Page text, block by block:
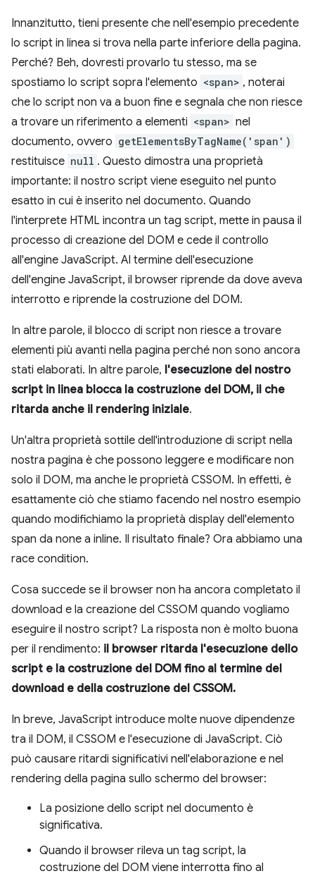
Innanzitutto, tieni presente che nell'esempio precedente
lo script in linea si trova nella parte inferiore della pagina.
Perché? Beh, dovresti provarlo tu stesso, ma se
spostiamo lo script sopra l'elemento <span> , noterai
che lo script non va a buon fine e segnala che non riesce
a trovare un riferimento a elementi <span> nel
documento, ovvero getElementsByTagName('span')
restituisce null . Questo dimostra una proprietà
importante: il nostro script viene eseguito nel punto
esatto in cui è inserito nel documento. Quando
l'interprete HTML incontra un tag script, mette in pausa il
processo di creazione del DOM e cede il controllo
all'engine JavaScript. Al termine dell'esecuzione
dell'engine JavaScript, il browser riprende da dove aveva
interrotto e riprende la costruzione del DOM.
In altre parole, il blocco di script non riesce a trovare
elementi più avanti nella pagina perché non sono ancora
stati elaborati. In altre parole, l'esecuzione del nostro
script in linea blocca la costruzione del DOM, il che
ritarda anche il rendering iniziale.
Un'altra proprietà sottile dell'introduzione di script nella
nostra pagina è che possono leggere e modificare non
solo il DOM, ma anche le proprietà CSSOM. In effetti, è
esattamente ciò che stiamo facendo nel nostro esempio
quando modifichiamo la proprietà display dell'elemento
span da none a inline. Il risultato finale? Ora abbiamo una
race condition.
Cosa succede se il browser non ha ancora completato il
download e la creazione del CSSOM quando vogliamo
eseguire il nostro script? La risposta non è molto buona
per il rendimento: il browser ritarda l'esecuzione dello
script e la costruzione del DOM fino al termine del
download e della costruzione del CSSOM.
In breve, JavaScript introduce molte nuove dipendenze
tra il DOM, il CSSOM e l'esecuzione di JavaScript. Ciò
può causare ritardi significativi nell'elaborazione e nel
rendering della pagina sullo schermo del browser:
La posizione dello script nel documento è
significativa.
Quando il browser rileva un tag script, la
costruzione del DOM viene interrotta fino al